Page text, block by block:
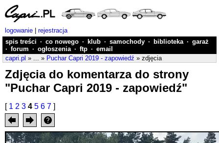
logowanie
rejestracja
spis treści · co nowego · klub · samochody · biblioteka · garaż
· forum · ogłoszenia · ftp · email
capri.pl » ... » Puchar Capri 2019 - zapowiedź » zdjęcia
Zdjęcia do komentarza do strony
"Puchar Capri 2019 - zapowiedź"
[ 1 2 3 4 5 6 7 ]